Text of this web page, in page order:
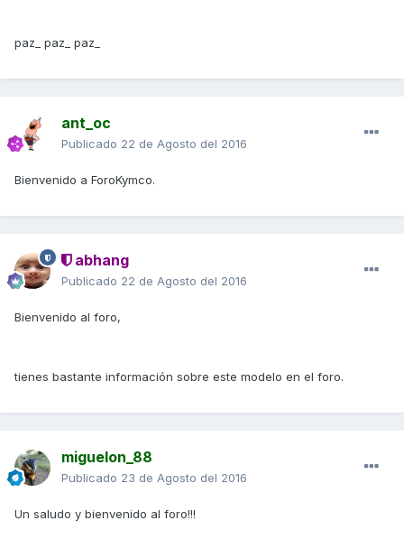
paz_ paz_ paz_
ant_oc
Publicado 22 de Agosto del 2016
Bienvenido a ForoKymco.
abhang
Publicado 22 de Agosto del 2016
Bienvenido al foro,
tienes bastante información sobre este modelo en el foro.
miguelon_88
Publicado 23 de Agosto del 2016
Un saludo y bienvenido al foro!!!